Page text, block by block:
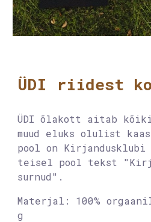
ÜDI riidest
ÜDI õlakott aitab
muud eluks olulist
pool on Kirjandusklubi
teisel pool tekst
surnud".
Materjal: 100%
g